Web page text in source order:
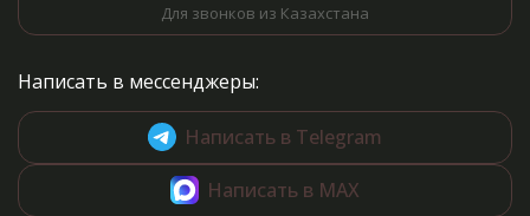
Для звонков из Казахстана
Написать в мессенджеры:
Написать в Telegram
Написать в MAX